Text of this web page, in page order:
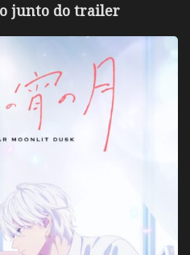
junto do trailer